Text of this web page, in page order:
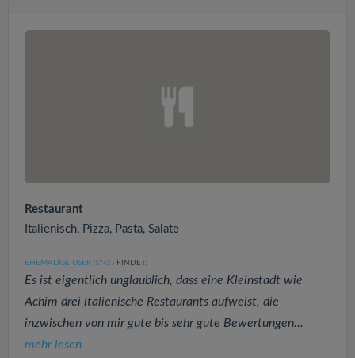
Restaurant
Italienisch, Pizza, Pasta, Salate
EHEMALIGE USER (3742 ) FINDET:
Es ist eigentlich unglaublich, dass eine Kleinstadt wie
Achim drei italienische Restaurants aufweist, die
inzwischen von mir gute bis sehr gute Bewertungen...
mehr lesen